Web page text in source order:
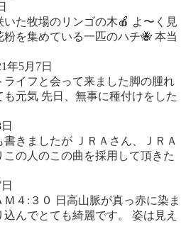
た牧場のリンゴの木🍎 よ〜く見
粉を集めている一匹のハチ🐝 本当
年5月7日
ライフと会って来ました脚の腫れ
も元気 先日、無事に種付けをした
書きましたが ＪＲＡさん、ＪＲＡ
の人のこの曲を採用して頂きた
４:３０ 日高山脈が真っ赤に染ま
んでとても綺麗です。 姿は見え